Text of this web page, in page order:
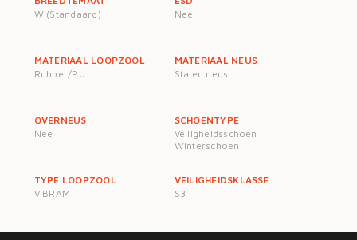
W (Standaard)
Nee
MATERIAAL LOOPZOOL
Rubber/PU
MATERIAAL NEUS
Stalen neus
OVERNEUS
Nee
SCHOENTYPE
Veiligheidsschoen
Winterschoen
TYPE LOOPZOOL
VIBRAM
VEILIGHEIDSKLASSE
S3